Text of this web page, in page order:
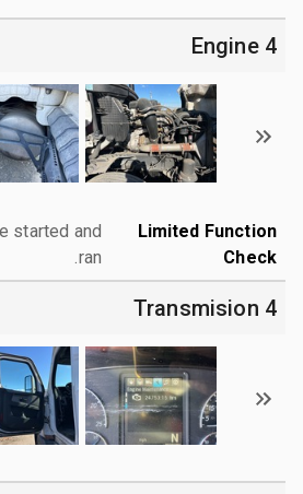
4 Engine
Limited Function
Check
started and
ran.
4 Transmision